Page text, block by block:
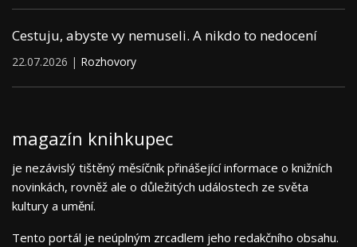
Cestuju, abyste vy nemuseli. A nikdo to nedocení
22.07.2026 | Rozhovory
magazín knihkupec
je nezávislý tištěný měsíčník přinášející informace o knižních
novinkách, rovněž ale o důležitých událostech ze světa
kultury a umění.
Tento portál je neúplným zrcadlem jeho redakčního obsahu.